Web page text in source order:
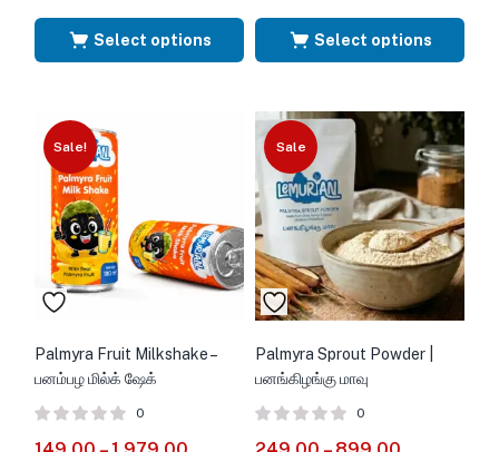
Select options Select options
Sale!
Palmyra Fruit Milkshake –
பனம்பழ மில்க் ஷேக்
0
Sale
Palmyra Sprout Powder |
பனங்கிழங்கு மாவு
0